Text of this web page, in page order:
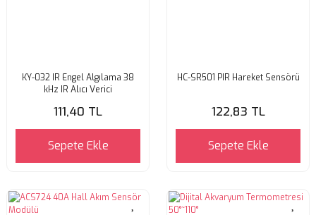
KY-032 IR Engel Algılama 38
kHz IR Alıcı Verici
111,40 TL
Sepete Ekle
HC-SR501 PIR Hareket Sensörü
122,83 TL
Sepete Ekle